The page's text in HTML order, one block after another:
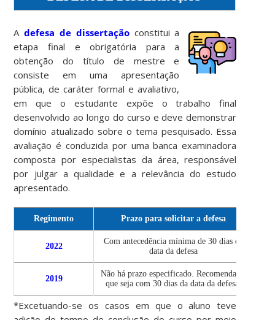
Adefesa de dissertaçãoconstitui a
etapa final e obrigatória para a
obtenção do título de mestre e
consiste em uma apresentação
pública, de caráter formal e avaliativo,
em que o estudante expõe o trabalho final
desenvolvido ao longo do curso e deve demonstrar
domínio atualizado sobre o tema pesquisado. Essa
avaliação é conduzida por uma banca examinadora
composta por especialistas da área, responsável
por julgar a qualidade e a relevância do estudo
apresentado.
Regimento Prazo para solicitar a defesa
2022
Com antecedência mínima de 30 dias da
data da defesa
2019
Não há prazo especificado. Recomenda-se
que seja com 30 dias da data da defesa.
*Excetuando-se os casos em que o aluno teve